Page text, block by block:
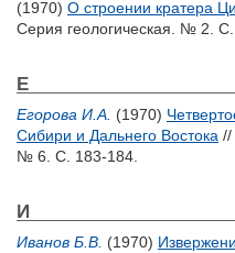
(1970) О строении кратера
Серия геологическая. № 2. С.
Е
Егорова И.А. (1970)
Сибири и Дальнего Востока //
№ 6. С. 183-184.
И
Иванов Б.В. (1970)